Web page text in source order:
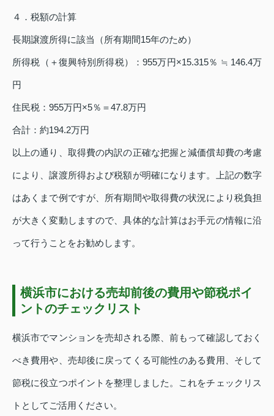
４．税額の計算
長期譲渡所得に該当（所有期間15年のため）
所得税（＋復興特別所得税）：955万円×15.315％ ≒ 146.4万
円
住民税：955万円×5％＝47.8万円
合計：約194.2万円
以上の通り、取得費の内訳の正確な把握と減価償却費の考慮
により、譲渡所得および税額が明確になります。上記の数字
はあくまで例ですが、所有期間や取得費の状況により税負担
が大きく変動しますので、具体的な計算はお手元の情報に沿
って行うことをお勧めします。
横浜市における売却前後の費用や節税ポイ
ントのチェックリスト
横浜市でマンションを売却される際、前もって確認しておく
べき費用や、売却後に戻ってくる可能性のある費用、そして
節税に役立つポイントを整理しました。これをチェックリス
トとしてご活用ください。